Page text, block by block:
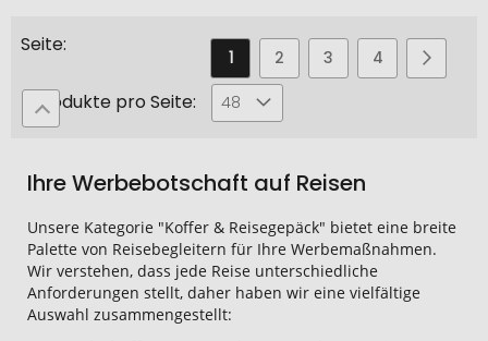
Seite
Sie
lesen
gerade
Seite
1 Seite
2 Seite
3 Seite
4 Seite
5
Produkte pro Seite: 48
Ihre Werbebotschaft auf Reisen
Unsere Kategorie "Koffer & Reisegepäck" bietet eine breite
Palette von Reisebegleitern für Ihre Werbemaßnahmen.
Wir verstehen, dass jede Reise unterschiedliche
Anforderungen stellt, daher haben wir eine vielfältige
Auswahl zusammengestellt: